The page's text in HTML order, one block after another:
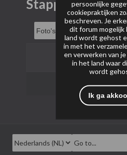
Stappen op een
Geen foto's
persoonlijke
cookiepraktijken
beschreven. Je
dit forum mogelijk
land wordt gehost
in met het
en verwerken van
in het land waar
wordt
Ik ga